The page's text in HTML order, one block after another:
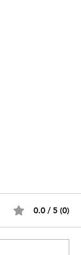
0.0 / 5 (0)